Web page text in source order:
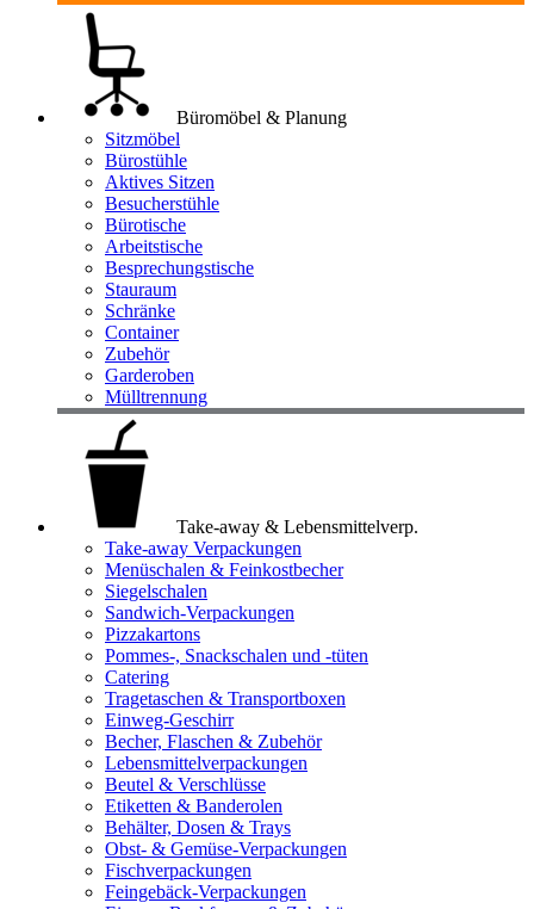
Büromöbel & Planung
Sitzmöbel
Bürostühle
Aktives Sitzen
Besucherstühle
Bürotische
Arbeitstische
Besprechungstische
Stauraum
Schränke
Container
Zubehör
Garderoben
Mülltrennung
Take-away & Lebensmittelverp.
Take-away Verpackungen
Menüschalen & Feinkostbecher
Siegelschalen
Sandwich-Verpackungen
Pizzakartons
Pommes-, Snackschalen und -tüten
Catering
Tragetaschen & Transportboxen
Einweg-Geschirr
Becher, Flaschen & Zubehör
Lebensmittelverpackungen
Beutel & Verschlüsse
Etiketten & Banderolen
Behälter, Dosen & Trays
Obst- & Gemüse-Verpackungen
Fischverpackungen
Feingebäck-Verpackungen